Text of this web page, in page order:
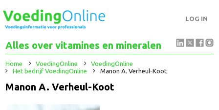
LOG IN
Alles over vitamines en mineralen
Home VoedingOnline
VoedingOnline
Het bedrijf VoedingOnline
Manon A. Verheul-Koot
Manon A. Verheul-Koot